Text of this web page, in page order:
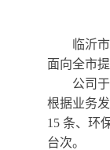
临沂
面向全市
公司于
根据业务
15 条、环
台次。